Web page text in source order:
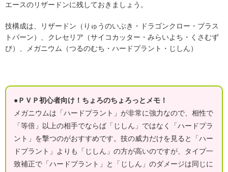
エースのリザードンに残しておきましょう。
技構成は、リザードン（りゅうのいぶき・ドラゴンクロー・ブラス
トバーン）、クレセリア（サイコカッター・みらいよち・くさむず
び）、メガニウム（つるのむち・ハードプラント・じしん）
●ＰＶＰ初心者向け！ちょろのちょろっとメモ！
メガニウムは「ハードプラント」が非常に強力なので、相性で
「等倍」以上の相手でならば「じしん」ではなく「ハードプラ
ント」を撃つのがおすすめです。技の威力だけを見ると「ハー
ドプラント」よりも「じしん」の方が高いのですが、タイプ一
致補正で「ハードプラント」と「じしん」のダメージは同じに